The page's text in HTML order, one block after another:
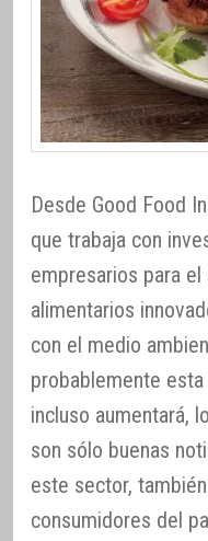
Desde Good Food
que trabaja con
empresarios para
alimentarios
con el medio
probablemente
incluso aumentará,
son sólo buenas
este sector,
consumidores del